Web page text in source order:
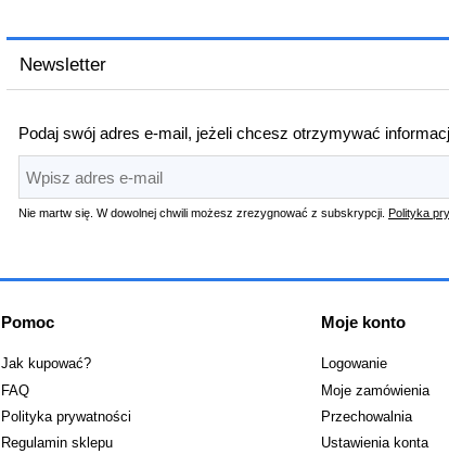
Newsletter
Podaj swój adres e-mail, jeżeli chcesz otrzymywać
Nie martw się. W dowolnej chwili możesz zrezygnować z subskrypcji. Polityka
Pomoc
Jak kupować?
FAQ
Polityka prywatności
Regulamin sklepu
Moje konto
Logowanie
Moje zamówienia
Przechowalnia
Ustawienia konta